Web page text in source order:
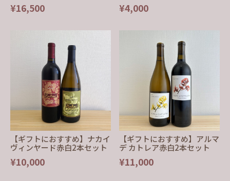
¥16,500 ¥4,000
【ギフトにおすすめ】ナカイ
ヴィンヤード赤白2本セット
¥10,000
【ギフトにおすすめ】アルマ
デ カトレア赤白2本セット
¥11,000